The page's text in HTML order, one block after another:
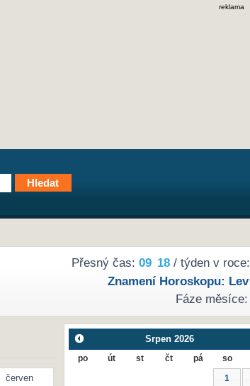
reklama
Přesný čas: 09 18/ týden v roce:
Znamení Horoskopu: Lev
Fáze měsíce:
červen
Srpen 2026
po út st čt pá so
1